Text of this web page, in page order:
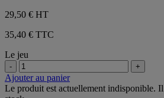
29,50 € HT
35,40 € TTC
Le jeu
- +
Ajouter au panier
Le produit est actuellement indisponible.